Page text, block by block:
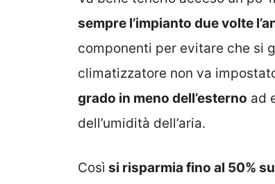
sempre l’impianto due volte
componenti per evitare che si
climatizzatore non va
grado in meno dell’esterno ad
dell’umidità dell’aria.
Così si risparmia fino al 50%